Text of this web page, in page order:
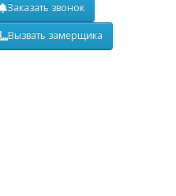
Заказать звонок
Вызвать замерщика